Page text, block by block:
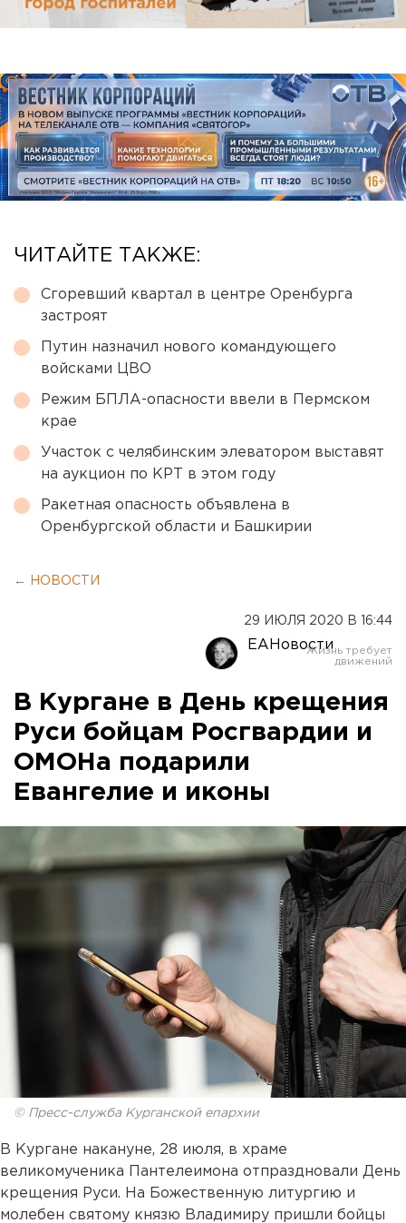
ЧИТАЙТЕ ТАКЖЕ:
Сгоревший квартал в центре Оренбурга
застроят
Путин назначил нового командующего
войсками ЦВО
Режим БПЛА-опасности ввели в Пермском
крае
Участок с челябинским элеватором выставят
на аукцион по КРТ в этом году
Ракетная опасность объявлена в
Оренбургской области и Башкирии
← НОВОСТИ
29 ИЮЛЯ 2020 В 16:44
ЕАНовости
В Кургане в День крещения
Руси бойцам Росгвардии и
ОМОНа подарили
Евангелие и иконы
© Пресс-служба Курганской епархии
В Кургане накануне, 28 июля, в храме
великомученика Пантелеимона отпраздновали День
крещения Руси. На Божественную литургию и
молебен святому князю Владимиру пришли бойцы